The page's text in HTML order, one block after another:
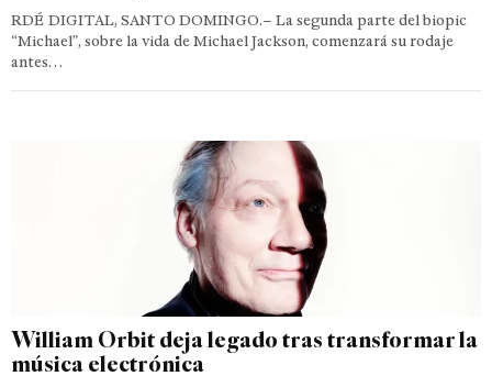
RDÉ DIGITAL, SANTO DOMINGO.– La segunda parte del biopic
“Michael”, sobre la vida de Michael Jackson, comenzará su rodaje
antes…
William Orbit deja legado tras transformar la
música electrónica